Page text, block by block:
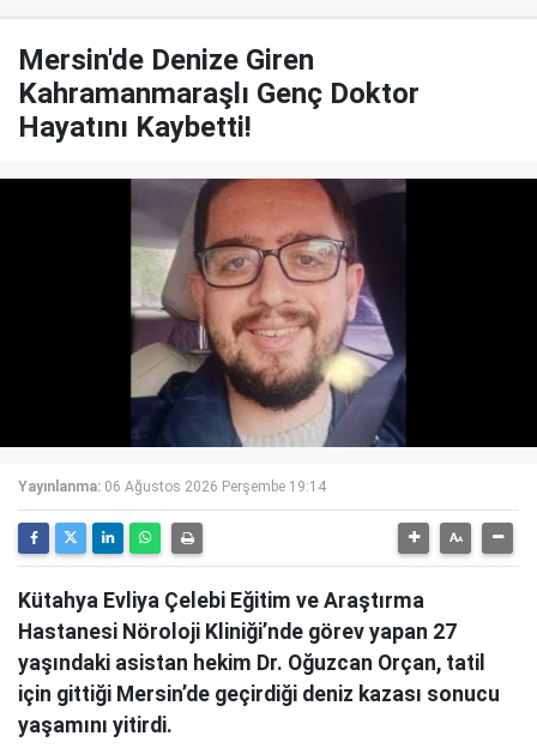
Mersin'de Denize Giren
Kahramanmaraşlı Genç Doktor
Hayatını Kaybetti!
Yayınlanma: 06 Ağustos 2026 Perşembe 19:14
Kütahya Evliya Çelebi Eğitim ve Araştırma
Hastanesi Nöroloji Kliniği’nde görev yapan 27
yaşındaki asistan hekim Dr. Oğuzcan Orçan, tatil
için gittiği Mersin’de geçirdiği deniz kazası sonucu
yaşamını yitirdi.